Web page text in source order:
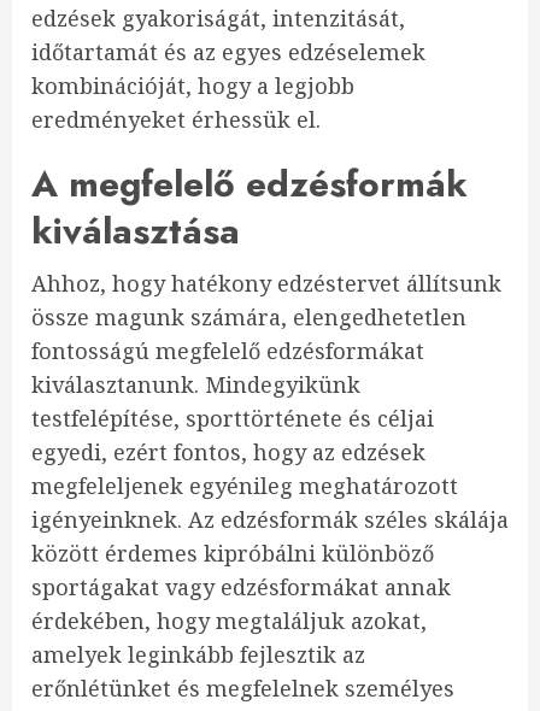
edzések gyakoriságát, intenzitását,
időtartamát és az egyes edzéselemek
kombinációját, hogy a legjobb
eredményeket érhessük el.
A megfelelő edzésformák
kiválasztása
Ahhoz, hogy hatékony edzéstervet állítsunk
össze magunk számára, elengedhetetlen
fontosságú megfelelő edzésformákat
kiválasztanunk. Mindegyikünk
testfelépítése, sporttörténete és céljai
egyedi, ezért fontos, hogy az edzések
megfeleljenek egyénileg meghatározott
igényeinknek. Az edzésformák széles skálája
között érdemes kipróbálni különböző
sportágakat vagy edzésformákat annak
érdekében, hogy megtaláljuk azokat,
amelyek leginkább fejlesztik az
erőnlétünket és megfelelnek személyes